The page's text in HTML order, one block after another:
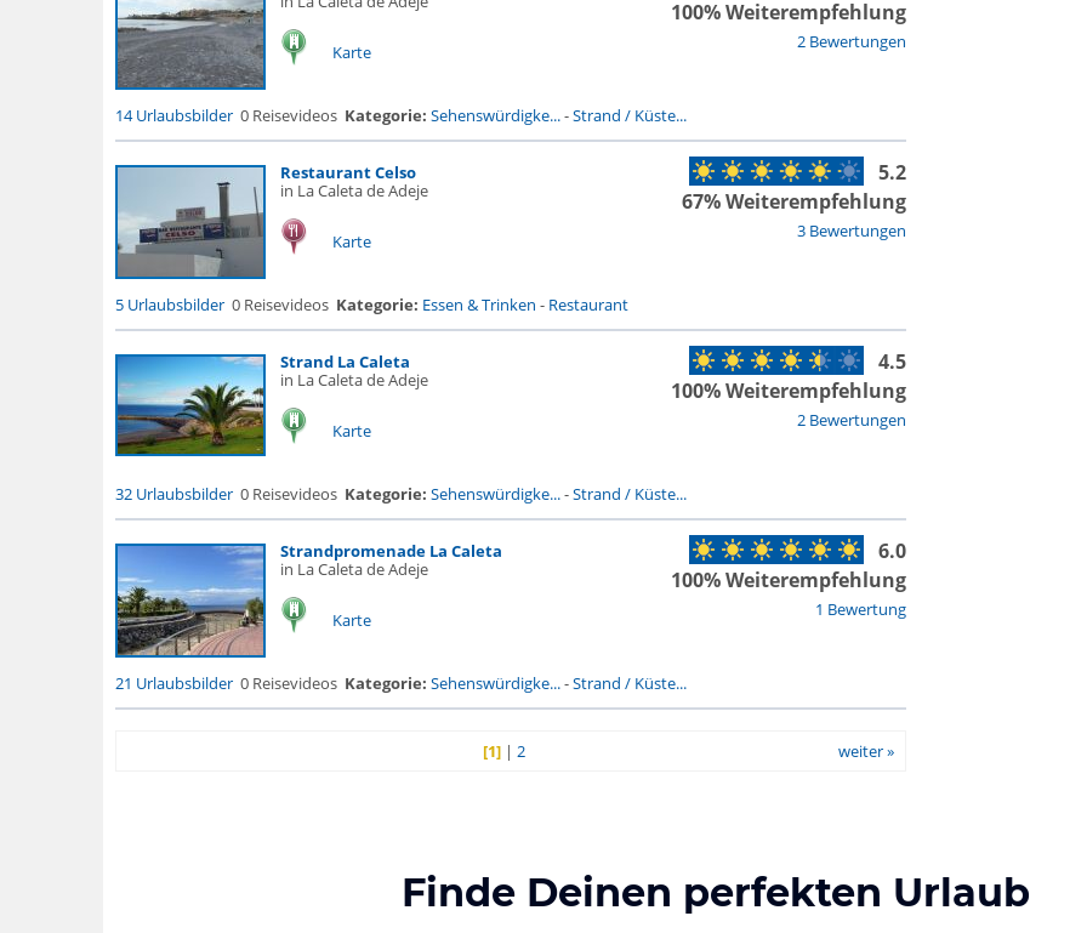
Karte 2 Bewertungen
100% Weiterempfehlung
14 Urlaubsbilder 0 Reisevideos Kategorie: Sehenswürdigke...-Strand / Küste...
Restaurant Celso
in La Caleta de Adeje
Karte 3 Bewertungen
5.2
67% Weiterempfehlung
5 Urlaubsbilder 0 Reisevideos Kategorie: Essen & Trinken - Restaurant
Strand La Caleta
in La Caleta de Adeje
Karte 2 Bewertungen
4.5
100% Weiterempfehlung
32 Urlaubsbilder 0 Reisevideos Kategorie: Sehenswürdigke...-Strand / Küste...
Strandpromenade La Caleta
in La Caleta de Adeje
Karte 1 Bewertung
6.0
100% Weiterempfehlung
21 Urlaubsbilder 0 Reisevideos Kategorie: Sehenswürdigke...-Strand / Küste...
[1]| 2 weiter »
Finde Deinen perfekten Urlaub